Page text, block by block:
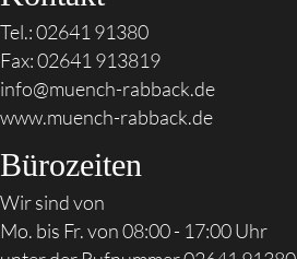
Tel.:02641 91380‬
Fax: 02641 913819
info@muench-rabback.de
www.muench-rabback.de
Bürozeiten
Wir sind von
Mo. bis Fr. von 08:00 - 17:00 Uhr